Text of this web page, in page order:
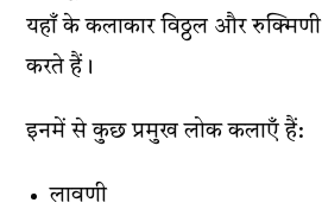
यहाँ के कलाकार विठ्ठल और
करते हैं।
इनमें से कुछ प्रमुख लोक कलाएँ हैं:
लावणी